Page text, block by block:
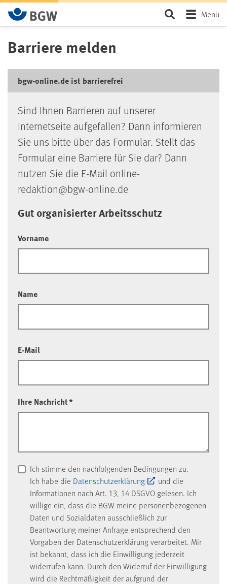
Zum Hauptinhalt springen SeiteMenü
Barriere melden
bgw-online.de ist barrierefrei
Sind Ihnen Barrieren auf unserer
Internetseite aufgefallen? Dann informieren
Sie uns bitte über das Formular. Stellt das
Formular eine Barriere für Sie dar? Dann
nutzen Sie die E-Mail online-
redaktion@bgw-online.de
Gut organisierter Arbeitsschutz
Vorname
Name
E-Mail
Ihre Nachricht*
Ich stimme den nachfolgenden Bedingungen zu.
Ich habe die Datenschutzerklärung
und die
Informationen nach Art. 13, 14 DSGVO gelesen. Ich
willige ein, dass die BGW meine personenbezogenen
Daten und Sozialdaten ausschließlich zur
Beantwortung meiner Anfrage entsprechend den
Vorgaben der Datenschutzerklärung verarbeitet. Mir
ist bekannt, dass ich die Einwilligung jederzeit
widerrufen kann. Durch den Widerruf der Einwilligung
wird die Rechtmäßigkeit der aufgrund der